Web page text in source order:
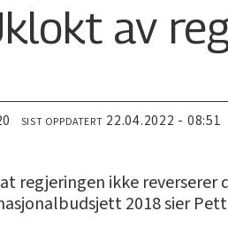
av
SIST OPPDATERT 22.04.2022 - 08:51
regjeringen ikke
2018 sier